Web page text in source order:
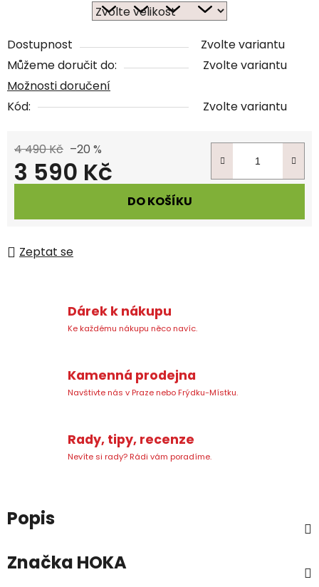
Dostupnost
Zvolte variantu
Můžeme doručit do:
Zvolte variantu
Možnosti doručení
Kód:
Zvolte variantu
4 490 Kč –20 %
3 590 Kč
DO KOŠÍKU
Zeptat se
Dárek k nákupu
Ke každému nákupu něco navíc.
Kamenná prodejna
Navštivte nás v Praze nebo Frýdku-Místku.
Rady, tipy, recenze
Nevíte si rady? Rádi vám poradíme.
Popis
Značka HOKA